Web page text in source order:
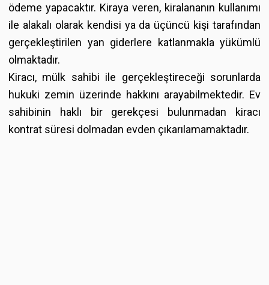
ödeme yapacaktır. Kiraya veren, kiralananın kullanımı
ile alakalı olarak kendisi ya da üçüncü kişi tarafından
gerçekleştirilen yan giderlere katlanmakla yükümlü
olmaktadır.
Kiracı, mülk sahibi ile gerçekleştireceği sorunlarda
hukuki zemin üzerinde hakkını arayabilmektedir. Ev
sahibinin haklı bir gerekçesi bulunmadan kiracı
kontrat süresi dolmadan evden çıkarılamamaktadır.